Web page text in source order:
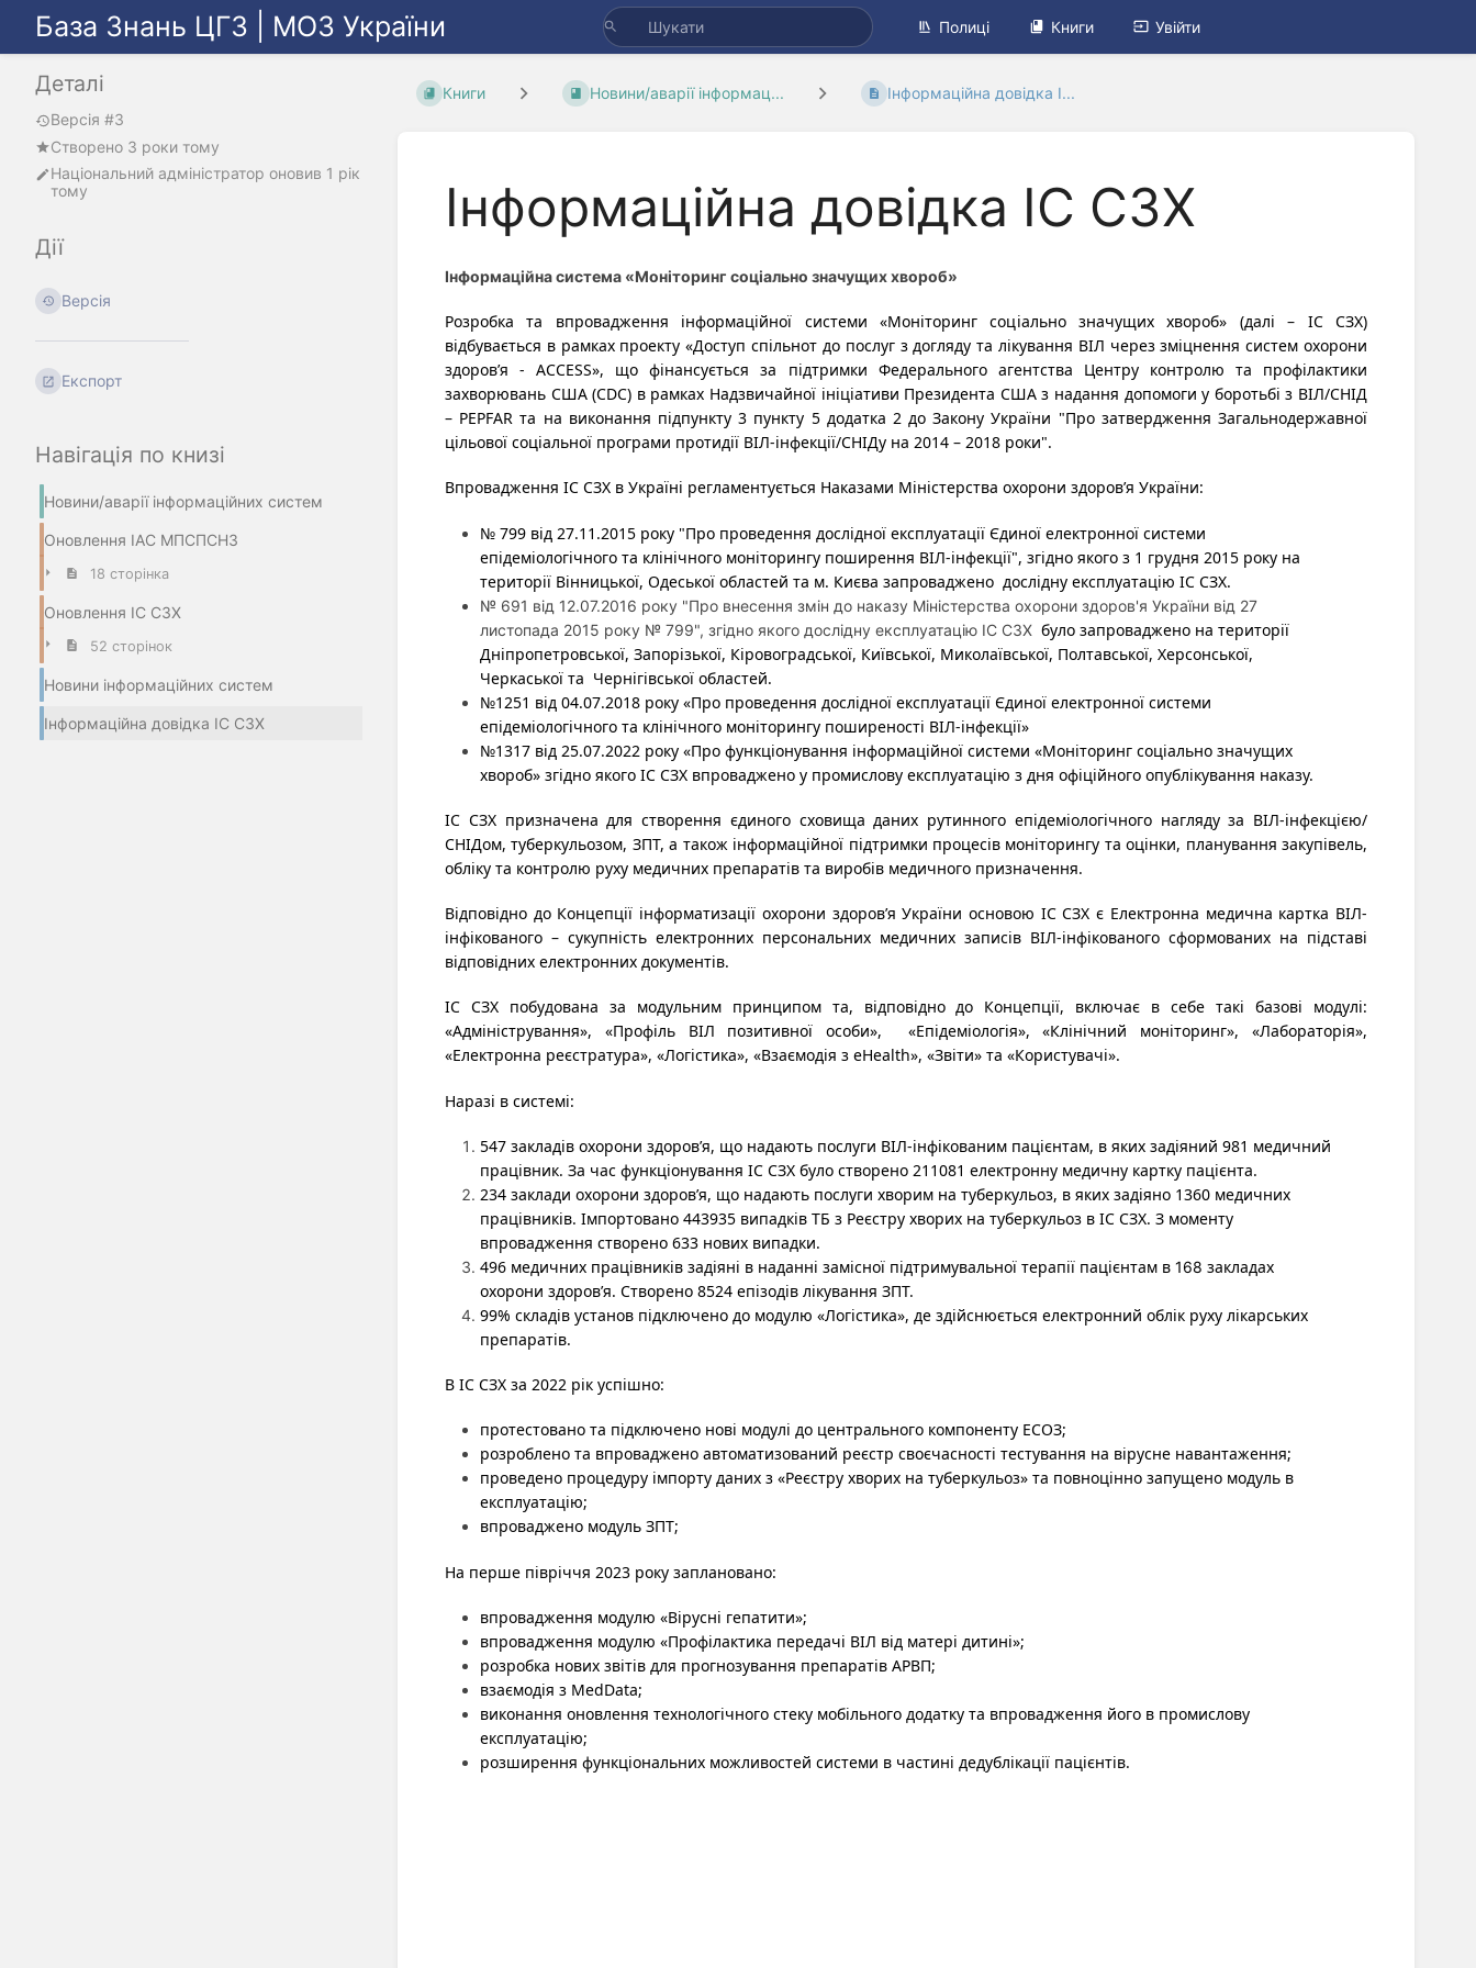
База Знань ЦГЗ | МОЗ України Полиці Книги Увійти
Деталі
Версія #3
Створено 3 роки тому
Національний адміністратор оновив 1 рік
тому
Дії
Версія
Експорт
Навігація по книзі
Новини/аварії інформаційних систем
Оновлення ІАС МПСПСНЗ
18 сторінка
Оновлення ІС СЗХ
52 сторінок
Новини інформаційних систем
Інформаційна довідка ІС СЗХ
Книги Новини/аварії інформац... Інформаційна довідка І...
Інформаційна довідка ІС СЗХ
Інформаційна система «Моніторинг соціально значущих хвороб»
Розробка та впровадження інформаційної системи «Моніторинг соціально значущих хвороб» (далі – ІС СЗХ)
відбувається в рамках проекту «Доступ спільнот до послуг з догляду та лікування ВІЛ через зміцнення систем охорони
здоров’я - ACCESS», що фінансується за підтримки Федерального агентства Центру контролю та профілактики
захворювань США (CDC) в рамках Надзвичайної ініціативи Президента США з надання допомоги у боротьбі з ВІЛ/СНІД
– PEPFAR та на виконання підпункту 3 пункту 5 додатка 2 до Закону України "Про затвердження Загальнодержавної
цільової соціальної програми протидії ВІЛ-інфекції/СНІДу на 2014 – 2018 роки".
Впровадження ІС СЗХ в Україні регламентується Наказами Міністерства охорони здоров’я України:
№ 799 від 27.11.2015 року "Про проведення дослідної експлуатації Єдиної електронної системи
епідеміологічного та клінічного моніторингу поширення ВІЛ-інфекції", згідно якого з 1 грудня 2015 року на
території Вінницької, Одеської областей та м. Києва запроваджено дослідну експлуатацію ІС СЗХ.
№ 691 від 12.07.2016 року "Про внесення змін до наказу Міністерства охорони здоров'я України від 27
листопада 2015 року № 799", згідно якого дослідну експлуатацію ІС СЗХ було запроваджено на території
Дніпропетровської, Запорізької, Кіровоградської, Київської, Миколаївської, Полтавської, Херсонської,
Черкаської та Чернігівської областей.
№1251 від 04.07.2018 року «Про проведення дослідної експлуатації Єдиної електронної системи
епідеміологічного та клінічного моніторингу поширеності ВІЛ-інфекції»
№1317 від 25.07.2022 року «Про функціонування інформаційної системи «Моніторинг соціально значущих
хвороб» згідно якого ІС СЗХ впроваджено у промислову експлуатацію з дня офіційного опублікування наказу.
ІС СЗХ призначена для створення єдиного сховища даних рутинного епідеміологічного нагляду за ВІЛ-інфекцією/
СНІДом, туберкульозом, ЗПТ, а також інформаційної підтримки процесів моніторингу та оцінки, планування закупівель,
обліку та контролю руху медичних препаратів та виробів медичного призначення.
Відповідно до Концепції інформатизації охорони здоров’я України основою ІС СЗХ є Електронна медична картка ВІЛ-
інфікованого – сукупність електронних персональних медичних записів ВІЛ-інфікованого сформованих на підставі
відповідних електронних документів.
ІС СЗХ побудована за модульним принципом та, відповідно до Концепції, включає в себе такі базові модулі:
«Адміністрування», «Профіль ВІЛ позитивної особи»,
«Епідеміологія», «Клінічний моніторинг», «Лабораторія»,
«Електронна реєстратура», «Логістика», «Взаємодія з eHealth», «Звіти» та «Користувачі».
Наразі в системі:
547 закладів охорони здоров’я, що надають послуги ВІЛ-інфікованим пацієнтам, в яких задіяний 981 медичний
працівник. За час функціонування ІС СЗХ було створено 211081 електронну медичну картку пацієнта.
234 заклади охорони здоров’я, що надають послуги хворим на туберкульоз, в яких задіяно 1360 медичних
працівників. Імпортовано 443935 випадків ТБ з Реєстру хворих на туберкульоз в ІС СЗХ. З моменту
впровадження створено 633 нових випадки.
496 медичних працівників задіяні в наданні замісної підтримувальної терапії пацієнтам в 168 закладах
охорони здоров’я. Створено 8524 епізодів лікування ЗПТ.
99% складів установ підключено до модулю «Логістика», де здійснюється електронний облік руху лікарських
препаратів.
В ІС СЗХ за 2022 рік успішно:
протестовано та підключено нові модулі до центрального компоненту ЕСОЗ;
розроблено та впроваджено автоматизований реєстр своєчасності тестування на вірусне навантаження;
проведено процедуру імпорту даних з «Реєстру хворих на туберкульоз» та повноцінно запущено модуль в
експлуатацію;
впроваджено модуль ЗПТ;
На перше півріччя 2023 року заплановано:
впровадження модулю «Вірусні гепатити»;
впровадження модулю «Профілактика передачі ВІЛ від матері дитині»;
розробка нових звітів для прогнозування препаратів АРВП;
взаємодія з MedData;
виконання оновлення технологічного стеку мобільного додатку та впровадження його в промислову
експлуатацію;
розширення функціональних можливостей системи в частині дедублікації пацієнтів.